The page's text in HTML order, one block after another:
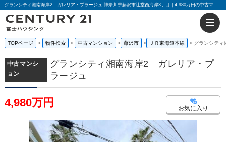
グランシティ湘南海岸2 ガレリア・プラージュ 神奈川県藤沢市辻堂西海岸3丁目｜4,980万円の中古マンション｜分譲住宅や新築物件｜センチュリー21富士ハウジング
TOPページ 物件検索 中古マンション 藤沢市 ＪＲ東海道本線 グランシテ
中古マンシ
ョン
グランシティ湘南海岸2 ガレリア・プ
ラージュ
4,980万円 お気に入り